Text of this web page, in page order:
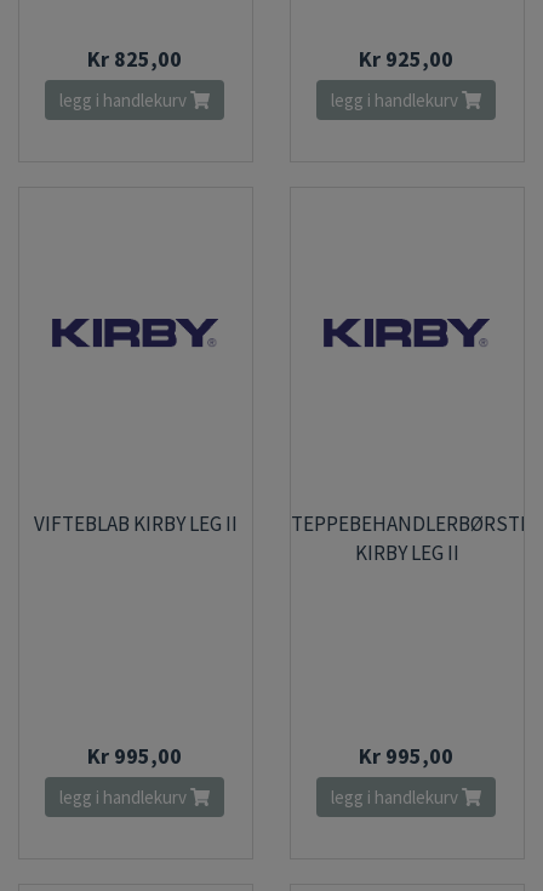
Kr 825,00
legg i handlekurv
Kr 925,00
legg i handlekurv
VIFTEBLAB KIRBY LEG II
Kr 995,00
legg i handlekurv
TEPPEBEHANDLERBØRSTE
KIRBY LEG II
Kr 995,00
legg i handlekurv